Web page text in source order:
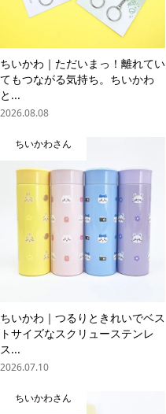
ちいかわ｜ただいまっ！離れてい
てもつながる気持ち。ちいかわ
と...
2026.08.08
ちいかわさん
ちいかわ｜つるりときれいでベス
トサイズなスクリューステンレ
ス...
2026.07.10
ちいかわさん